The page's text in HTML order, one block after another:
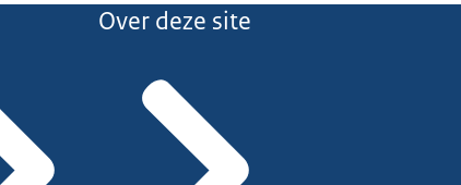
Over deze site